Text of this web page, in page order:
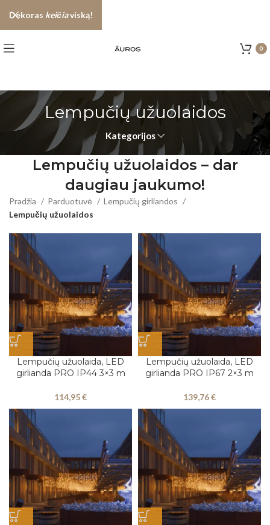
0
Lempučių užuolaidos
Kategorijos
Lempučių užuolaidos – dar
daugiau jaukumo!
Pradžia Parduotuvė
Lempučių girliandos
Lempučių užuolaidos
Lempučių užuolaida, LED
girlianda PRO IP44 3×3 m
114,95€
Lempučių užuolaida, LED
girlianda PRO IP67 2×3 m
139,76€
Dekoras keičiaviską!